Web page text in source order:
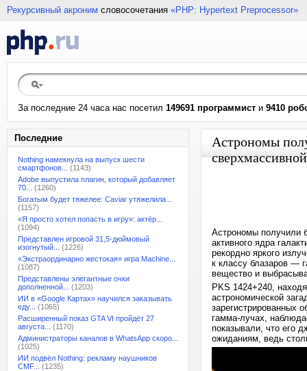
Рекурсивный акроним словосочетания «PHP: Hypertext Preprocessor»
За последние 24 часа нас посетил 149691 программист и 9410
Последние
Nothing намекнула на выпуск шести
смартфонов...
(1143)
Adobe выпустила плагин, который добавляет
70...
(1260)
Богатым будет тяжелее: Caviar утяжелила...
(1157)
«Я просто хотел попасть в игру»: актёр...
(1094)
Представлен игровой 31,5-дюймовый
изогнутый...
(1226)
«Экстраординарно жестокая» игра Machine...
(1087)
Представлены элегантные очки
дополненной...
(1203)
ИИ в «Google Картах» научился заказывать
еду...
(1065)
Расширенный показ GTA VI пройдёт 27
августа...
(1170)
Администраторы каналов в WhatsApp скоро...
(1025)
ИИ подвёл Nothing: рекламу наушников
CMF...
(1235)
Астрономы
Астрономы получили
активного ядра
рекордно яркого
к классу блазаров —
вещество и
PKS 1424+240,
астрономической
зарегистрированных
гамма-лучах,
показывали, что его
ожиданиям, ведь